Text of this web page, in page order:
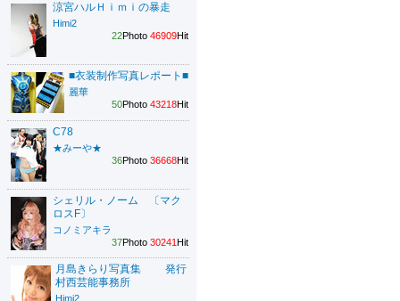
涼宮ハルＨｉｍｉの暴走
Himi2
22Photo 46909Hit
■衣装制作写真レポート■
麗華
50Photo 43218Hit
C78
★みーや★
36Photo 36668Hit
シェリル・ノーム 〔マク
ロスF〕
コノミアキラ
37Photo 30241Hit
月島きらり写真集 発行
村西芸能事務所
Himi2